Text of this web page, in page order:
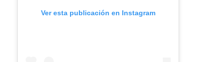
Ver esta publicación en Instagram